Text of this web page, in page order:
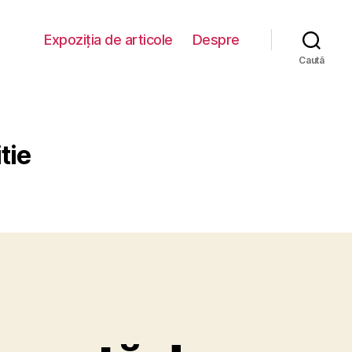
Expoziția de articole Despre
Caută